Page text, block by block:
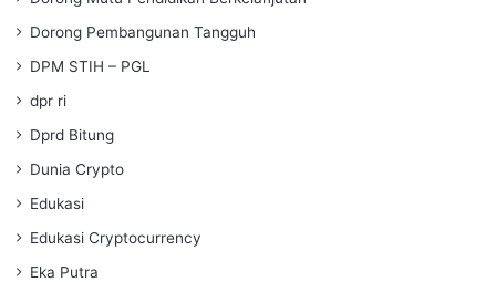
Dorong Pembangunan Tangguh
DPM STIH – PGL
dpr ri
Dprd Bitung
Dunia Crypto
Edukasi
Edukasi Cryptocurrency
Eka Putra